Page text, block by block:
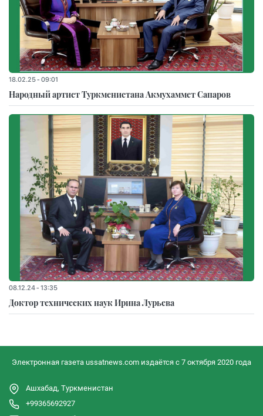
18.02.25 - 09:01
Народный артист Туркменистана Акмухаммет Сапаров
08.12.24 - 13:35
Доктор технических наук Ирина Лурьева
Электронная газета ussatnews.com издаётся с 7 октября 2020 года
Ашхабад, Туркменистан
+99365692927